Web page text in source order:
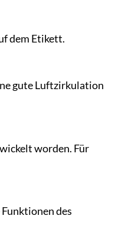
dem Etikett.
gute Luftzirkulation
worden. Für
des